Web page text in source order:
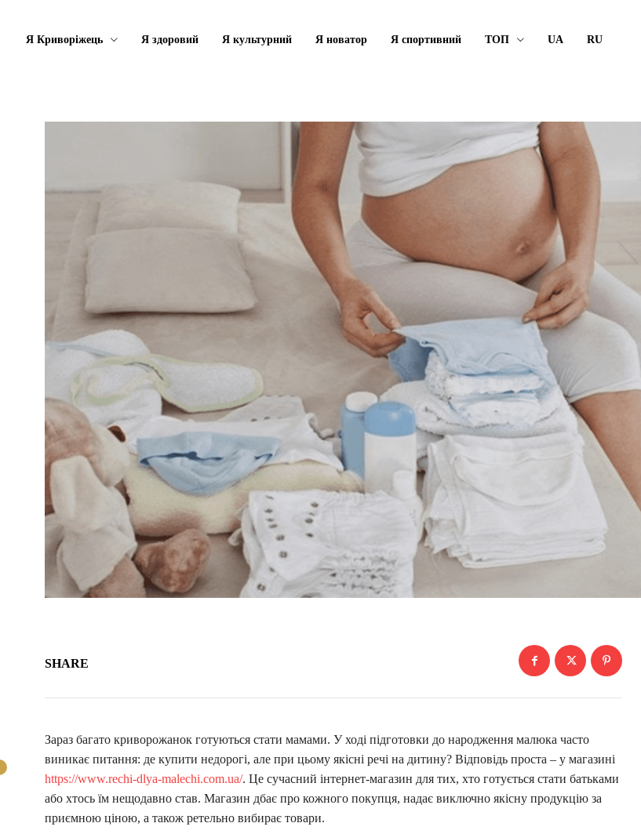
Я Криворіжець Я здоровий Я культурний Я новатор Я спортивний ТОП UA RU
SHARE
Зараз багато криворожанок готуються стати мамами. У ході підготовки до народження малюка часто
виникає питання: де купити недорогі, але при цьому якісні речі на дитину? Відповідь проста – у магазині
https://www.rechi-dlya-malechi.com.ua/. Це сучасний інтернет-магазин для тих, хто готується стати батьками
або хтось їм нещодавно став. Магазин дбає про кожного покупця, надає виключно якісну продукцію за
приємною ціною, а також ретельно вибирає товари.